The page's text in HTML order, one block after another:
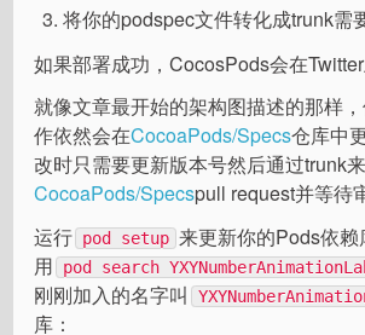
将你的podspec文件转化成trunk需
如果部署成功，CocosPods会在
就像文章最开始的架构图描述的那样
作依然会在CocoaPods/Specs仓库中
改时只需要更新版本号然后通过trunk
CocoaPods/Specspull request并等待
运行 pod setup 来更新你的Pods依
用
pod search
刚刚加入的名字叫
库：